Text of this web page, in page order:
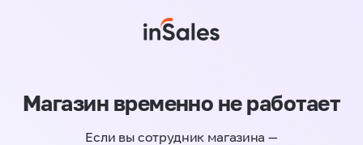
Магазин временно не работает
Если вы сотрудник магазина —